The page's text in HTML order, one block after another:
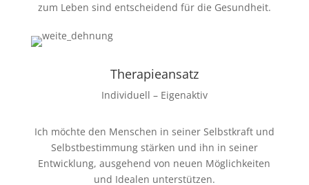
zum Leben sind entscheidend für die Gesundheit.
Therapieansatz
Individuell – Eigenaktiv
Ich möchte den Menschen in seiner Selbstkraft und
Selbstbestimmung stärken und ihn in seiner
Entwicklung, ausgehend von neuen Möglichkeiten
und Idealen unterstützen.